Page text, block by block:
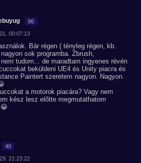
86
00:07:13
Bár régen ( tényleg régen, kb.
sok programba. Zbrush,
tudom... de maradtam ingyenes révén
beküldeni UE4 és Unity piacra és
Paintert szeretem nagyon. Nagyon.
a motorok piacára? Vagy nem
kész lesz előtte megmutathatom
40
21:23:22